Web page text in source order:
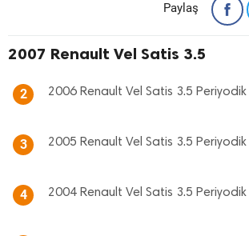
Paylaş
2007 Renault Vel Satis 3.5
2 2006 Renault Vel Satis 3.5 Periyodik
3 2005 Renault Vel Satis 3.5 Periyodik
4 2004 Renault Vel Satis 3.5 Periyodik